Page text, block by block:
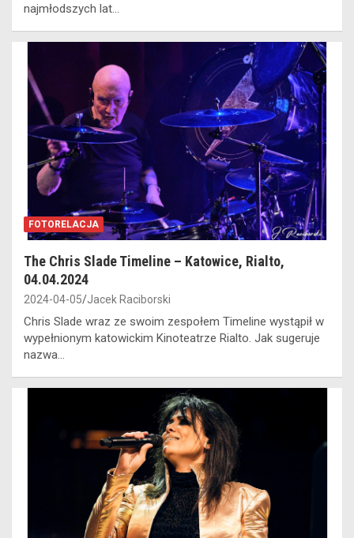
najmłodszych lat…
FOTORELACJA
The Chris Slade Timeline – Katowice, Rialto,
04.04.2024
2024-04-05 Jacek Raciborski
Chris Slade wraz ze swoim zespołem Timeline wystąpił w
wypełnionym katowickim Kinoteatrze Rialto. Jak sugeruje
nazwa…